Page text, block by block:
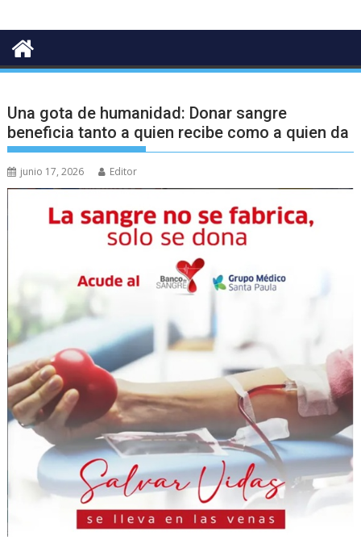
Una gota de humanidad: Donar sangre
beneficia tanto a quien recibe como a quien da
junio 17, 2026 Editor